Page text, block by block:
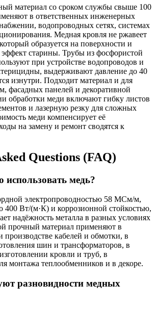
материал со сроком службы свыше 100
в ответственных инженерных
водопроводных сетях, системах
Медная кровля не ржавеет
образуется на поверхности и
эффект старины. Трубы из фосфористой
при устройстве водопроводов и
выдерживают давление до 40
изнутри. Подходит материал и для
фасадных панелей и декоративной
обработки меди включают гибку листов
и лазерную резку для сложных
меди компенсирует её
на замену и ремонт сводятся к
Questions (FAQ)
использовать медь?
электропроводностью 58 МСм/м,
400 Вт/(м·К) и коррозионной стойкостью,
надёжность металла в разных условиях
прочный материал применяют в
производстве кабелей и обмотки, в
шин и трансформаторов, в
кровли и труб, в
монтажа теплообменников и в декоре.
разновидности медных